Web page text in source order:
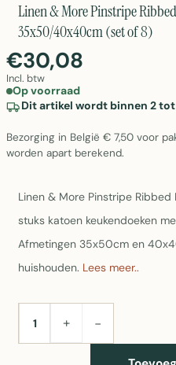
Linen & More Pinstripe
35x50/40x40cm (set of 8)
€30,08
Incl. btw
Op voorraad
Dit artikel wordt binnen 2
Bezorging in België € 7,50 voor
worden apart berekend.
Linen & More Pinstripe Ribbed
stuks katoen keukendoeken
Afmetingen 35x50cm en
huishouden. Lees meer..
AANTAL+ −